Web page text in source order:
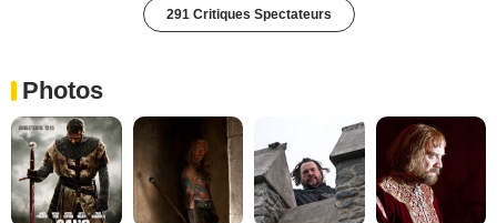
291 Critiques Spectateurs
Photos